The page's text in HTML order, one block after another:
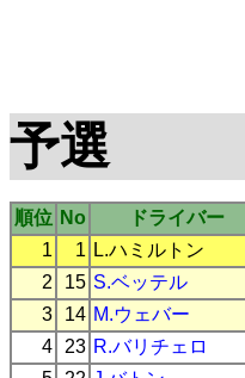
予選
順位 No ドライバー
1
1 L.ハミルトン
2
15 S.ベッテル
3
14 M.ウェバー
4
23 R.バリチェロ